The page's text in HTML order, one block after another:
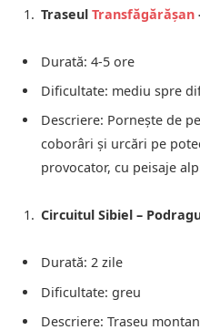
Traseul Transfăgărășan
Durată: 4-5 ore
Dificultate: mediu spre
Descriere: Pornește de
coborâri și urcări pe
provocator, cu peisaje
Circuitul Sibiel –
Durată: 2 zile
Dificultate: greu
Descriere: Traseu